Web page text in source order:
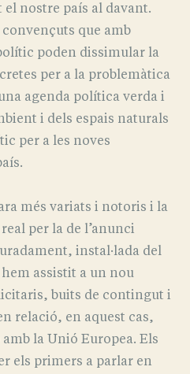
nostre país al davant.
que amb
poden dissimular la
per a la problemàtica
agenda política verda i
i dels espais naturals
per a les noves
més variats i notoris i la
per la de l’anunci
instal·lada del
assistit a un nou
buits de contingut i
relació, en aquest cas,
amb la Unió Europea. Els
els primers a parlar en